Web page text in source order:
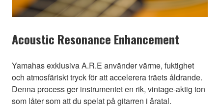
Acoustic Resonance Enhancement
Yamahas exklusiva A.R.E använder värme, fuktighet
och atmosfäriskt tryck för att accelerera träets åldrande.
Denna process ger instrumentet en rik, vintage-aktig ton
som låter som att du spelat på gitarren i åratal.